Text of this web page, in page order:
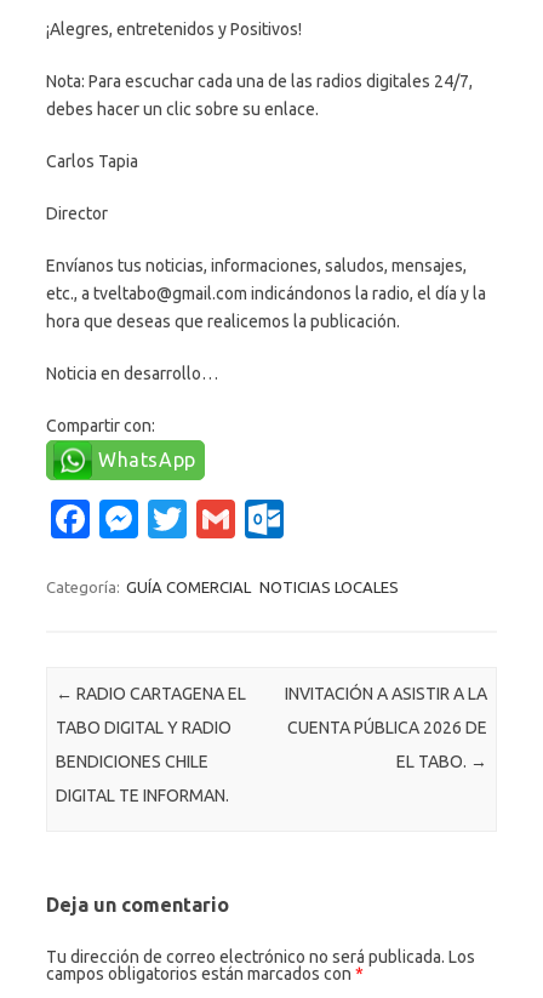
¡Alegres, entretenidos y Positivos!
Nota: Para escuchar cada una de las radios digitales 24/7,
debes hacer un clic sobre su enlace.
Carlos Tapia
Director
Envíanos tus noticias, informaciones, saludos, mensajes,
etc., a tveltabo@gmail.com indicándonos la radio, el día y la
hora que deseas que realicemos la publicación.
Noticia en desarrollo…
Compartir con:
WhatsApp
Fa
e
o
k
M
se
er
T
it
G
ail lo
c
Categoría: GUÍA COMERCIAL NOTICIAS LOCALES
Navegación de entradas
← RADIO CARTAGENA EL
TABO DIGITAL Y RADIO
BENDICIONES CHILE
DIGITAL TE INFORMAN.
INVITACIÓN A ASISTIR A LA
CUENTA PÚBLICA 2026 DE
EL TABO. →
Deja un comentario
Tu dirección de correo electrónico no será publicada. Los
campos obligatorios están marcados con *